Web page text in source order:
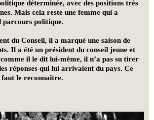
déterminée, avec des positions très
Mais cela reste une femme qui a
parcours politique.
du Conseil, il a marqué une saison de
Il a été un président du conseil jeune et
il le dit lui-même, il n’a pas su tirer
réponses qui lui arrivaient du pays. Ce
faut le reconnaître.